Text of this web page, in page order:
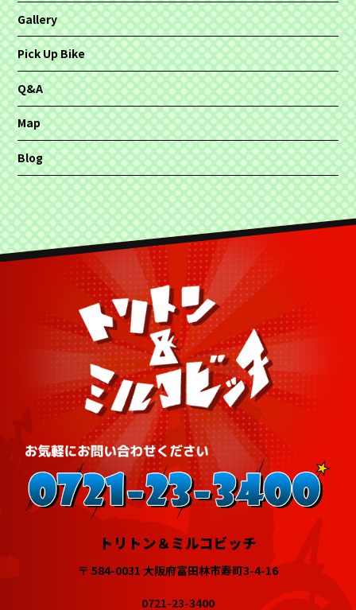
Gallery
Pick Up Bike
Q&A
Map
Blog
トリトン＆ミルコビッチ
〒 584-0031 大阪府富田林市寿町3-4-16
0721-23-3400